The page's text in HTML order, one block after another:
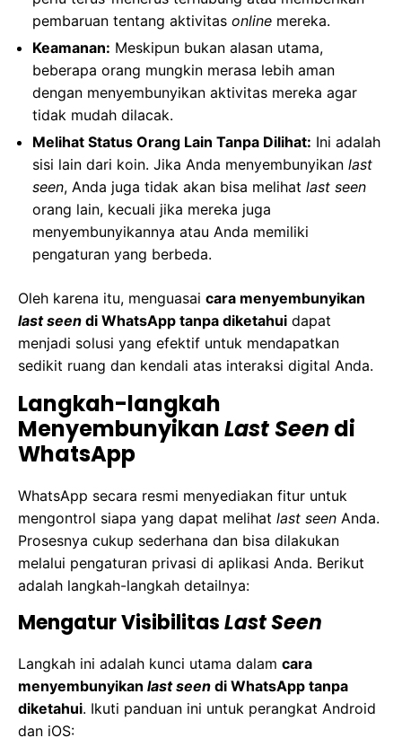
pembaruan tentang aktivitas online mereka.
Keamanan: Meskipun bukan alasan utama,
beberapa orang mungkin merasa lebih aman
dengan menyembunyikan aktivitas mereka agar
tidak mudah dilacak.
Melihat Status Orang Lain Tanpa Dilihat: Ini adalah
sisi lain dari koin. Jika Anda menyembunyikan last
seen, Anda juga tidak akan bisa melihat last seen
orang lain, kecuali jika mereka juga
menyembunyikannya atau Anda memiliki
pengaturan yang berbeda.
Oleh karena itu, menguasai cara menyembunyikan
last seen di WhatsApp tanpa diketahui dapat
menjadi solusi yang efektif untuk mendapatkan
sedikit ruang dan kendali atas interaksi digital Anda.
Langkah-langkah
MenyembunyikanLast Seendi
WhatsApp
WhatsApp secara resmi menyediakan fitur untuk
mengontrol siapa yang dapat melihat last seen Anda.
Prosesnya cukup sederhana dan bisa dilakukan
melalui pengaturan privasi di aplikasi Anda. Berikut
adalah langkah-langkah detailnya:
Mengatur VisibilitasLast Seen
Langkah ini adalah kunci utama dalam cara
menyembunyikan last seen di WhatsApp tanpa
diketahui. Ikuti panduan ini untuk perangkat Android
dan iOS: